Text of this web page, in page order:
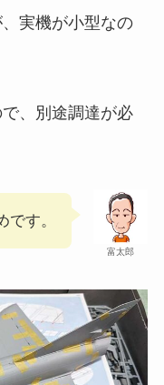
実機が小型なの
、別途調達が必
富太郎
す。